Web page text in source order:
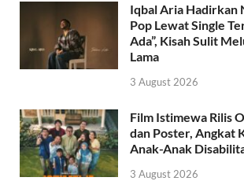
Iqbal Aria Hadirkan
Pop Lewat Single
Ada”, Kisah Sulit
Lama
3 August 2026
Film Istimewa Rilis
dan Poster, Angkat
Anak-Anak
3 August 2026